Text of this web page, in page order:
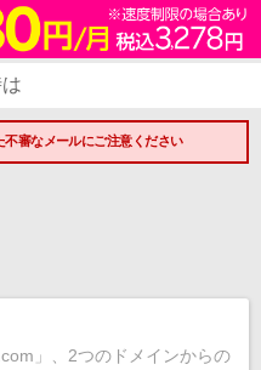
不審なメールにご注意ください
」、2つのドメインからの